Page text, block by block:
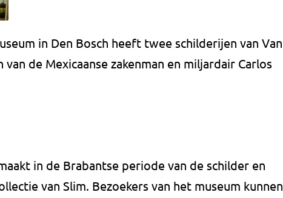
in Den Bosch heeft twee schilderijen van Van
de Mexicaanse zakenman en miljardair Carlos
in de Brabantse periode van de schilder en
van Slim. Bezoekers van het museum kunnen